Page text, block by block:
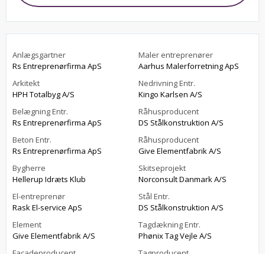
Anlægsgartner
Rs Entreprenørfirma ApS
Arkitekt
HPH Totalbyg A/S
Belægning Entr.
Rs Entreprenørfirma ApS
Beton Entr.
Rs Entreprenørfirma ApS
Bygherre
Hellerup Idræts Klub
El-entreprenør
Rask El-service ApS
Element
Give Elementfabrik A/S
Maler entreprenører
Aarhus Malerforretning ApS
Nedrivning Entr.
Kingo Karlsen A/S
Råhusproducent
DS Stålkonstruktion A/S
Råhusproducent
Give Elementfabrik A/S
Skitseprojekt
Norconsult Danmark A/S
Stål Entr.
DS Stålkonstruktion A/S
Tagdækning Entr.
Phønix Tag Vejle A/S